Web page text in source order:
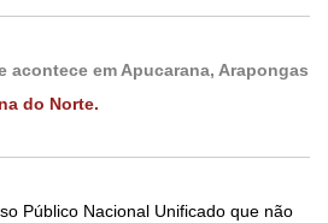
acontece em Apucarana, Arapongas
do Norte.
Público Nacional Unificado que não